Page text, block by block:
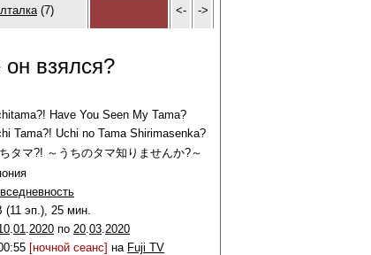
(7) <- ->
взялся?
Have You Seen My Tama?
Tama?! Uchi no Tama Shirimasenka?
タマ?! ～うちのタマ知りませんか?～
(11 эп.), 25 мин.
.01.2020 по 20.03.2020
[ночной сеанс] на Fuji TV